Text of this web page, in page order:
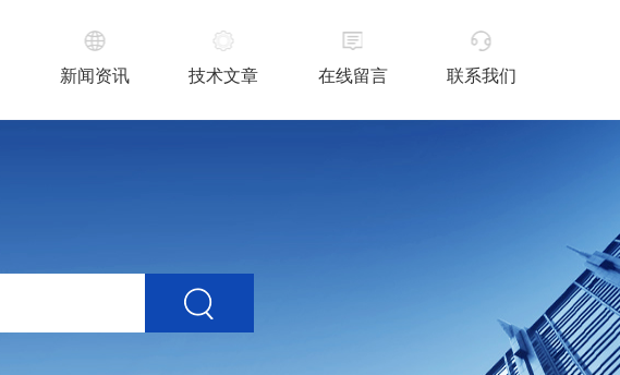
新闻资讯 技术文章 在线留言 联系我们